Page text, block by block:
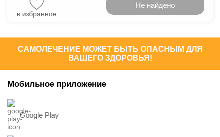
в избранное
Не найдено
САМОЛЕЧЕНИЕ МОЖЕТ БЫТЬ ОПАСНЫМ ДЛЯ
ВАШЕГО ЗДОРОВЬЯ!
Мобильное приложение
Google Play